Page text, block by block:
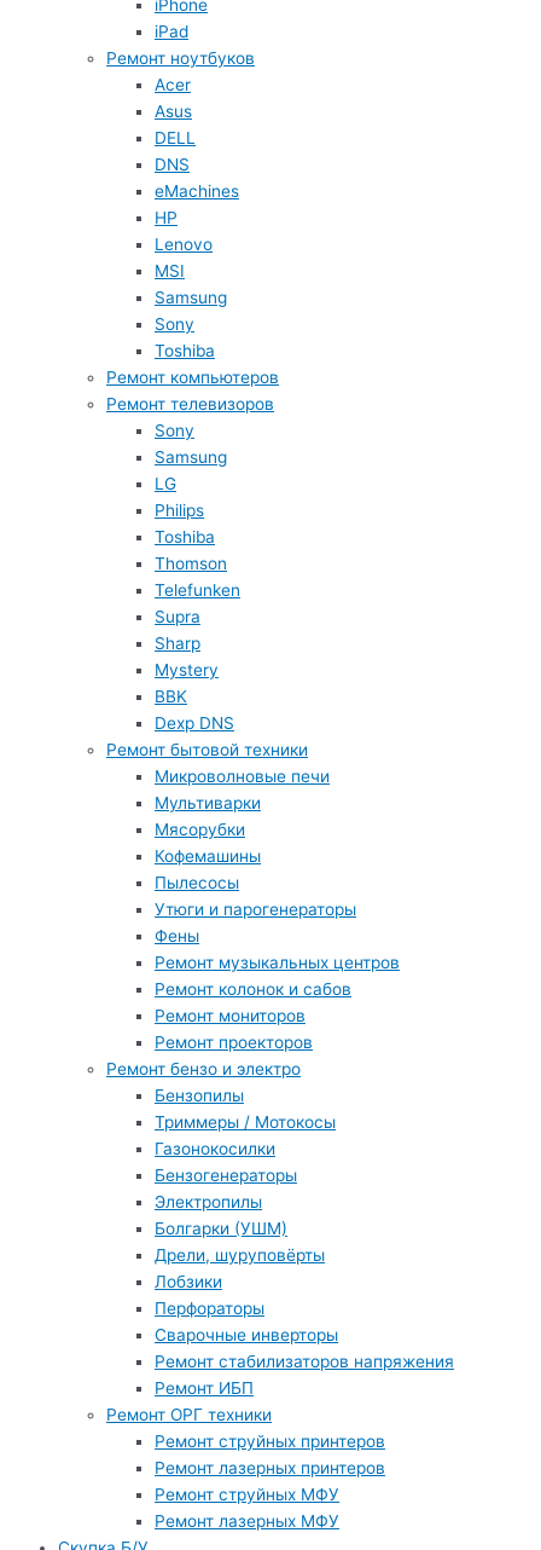
iPhone
iPad
Ремонт ноутбуков
Acer
Asus
DELL
DNS
eMachines
HP
Lenovo
MSI
Samsung
Sony
Toshiba
Ремонт компьютеров
Ремонт телевизоров
Sony
Samsung
LG
Philips
Toshiba
Thomson
Telefunken
Supra
Sharp
Mystery
BBK
Dexp DNS
Ремонт бытовой техники
Микроволновые печи
Мультиварки
Мясорубки
Кофемашины
Пылесосы
Утюги и парогенераторы
Фены
Ремонт музыкальных центров
Ремонт колонок и сабов
Ремонт мониторов
Ремонт проекторов
Ремонт бензо и электро
Бензопилы
Триммеры / Мотокосы
Газонокосилки
Бензогенераторы
Электропилы
Болгарки (УШМ)
Дрели, шуруповёрты
Лобзики
Перфораторы
Сварочные инверторы
Ремонт стабилизаторов напряжения
Ремонт ИБП
Ремонт ОРГ техники
Ремонт струйных принтеров
Ремонт лазерных принтеров
Ремонт струйных МФУ
Ремонт лазерных МФУ